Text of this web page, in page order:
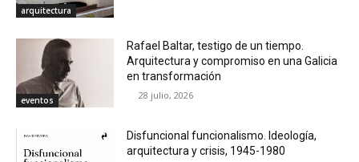
arquitectura
eventos
Rafael Baltar, testigo de un tiempo.
Arquitectura y compromiso en una Galicia
en transformación
28 julio, 2026
Disfuncional funcionalismo. Ideología,
arquitectura y crisis, 1945-1980